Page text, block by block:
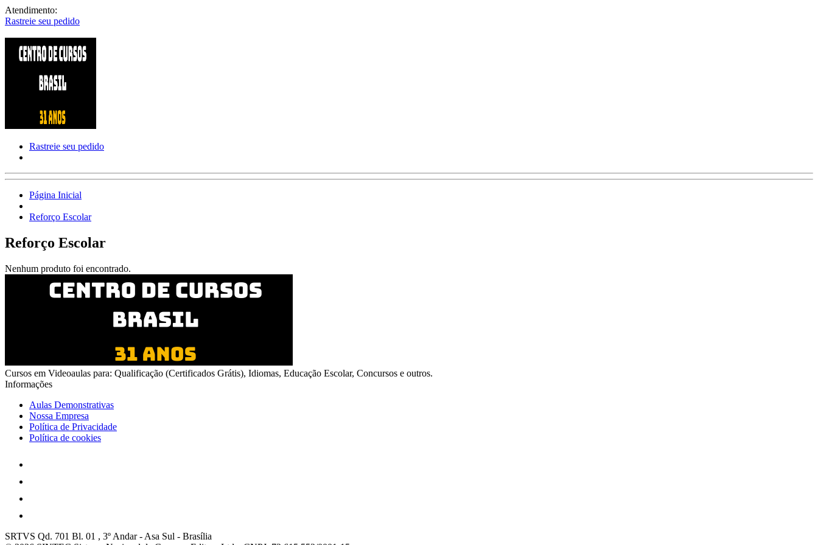
Atendimento:
Rastreie seu pedido
Rastreie seu pedido
Página Inicial
Reforço Escolar
Reforço Escolar
Nenhum produto foi encontrado.
Cursos em Videoaulas para: Qualificação (Certificados Grátis), Idiomas, Educação Escolar, Concursos e outros.
Informações
Aulas Demonstrativas
Nossa Empresa
Política de Privacidade
Política de cookies
SRTVS Qd. 701 Bl. 01 , 3º Andar- Asa Sul - Brasília